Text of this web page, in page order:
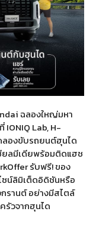
ฉลองใหญ่มหา
IONIQ Lab, H-
ลองขับรถยนต์ฮุนได
ยลมีเดียพร้อมติดแฮช
รับฟรี! ของ
น์ลิมิเต็ดอิดิชันหรือ
รานต์ อย่างมีสไตล์
วจากฮุนได